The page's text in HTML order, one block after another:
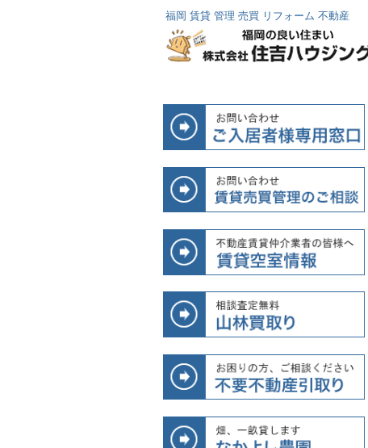
福岡 賃貸 管理 売買 リフォーム 不動産